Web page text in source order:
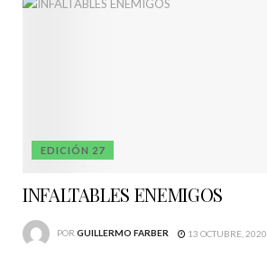
EDICIÓN 27
INFALTABLES ENEMIGOS
POR GUILLERMO FARBER 13 OCTUBRE, 2020